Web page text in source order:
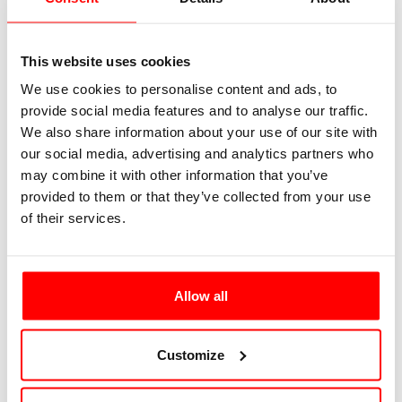
This website uses cookies
We use cookies to personalise content and ads, to
provide social media features and to analyse our traffic.
We also share information about your use of our site with
our social media, advertising and analytics partners who
may combine it with other information that you’ve
provided to them or that they’ve collected from your use
of their services.
Allow all
Customize
Vincent | Lead Delivery Manager at ELCA
Francesco | Junior Software Engineer